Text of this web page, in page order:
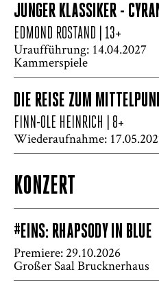
JUNGER KLASSIKER -
EDMOND ROSTAND | 13+
Uraufführung: 14.04.2027
Kammerspiele
DIE REISE ZUM
FINN-OLE HEINRICH
| 8+
Wiederaufnahme:
KONZERT
#EINS: RHAPSODY IN BLUE
Premiere: 29.10.2026
Großer Saal Brucknerhaus